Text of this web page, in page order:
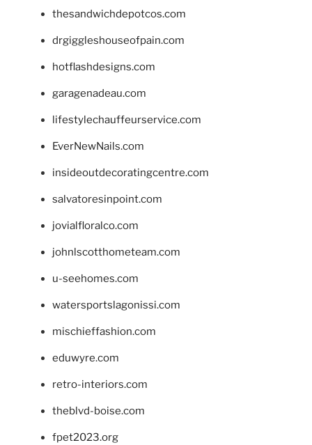
thesandwichdepotcos.com
drgiggleshouseofpain.com
hotflashdesigns.com
garagenadeau.com
lifestylechauffeurservice.com
EverNewNails.com
insideoutdecoratingcentre.com
salvatoresinpoint.com
jovialfloralco.com
johnlscotthometeam.com
u-seehomes.com
watersportslagonissi.com
mischieffashion.com
eduwyre.com
retro-interiors.com
theblvd-boise.com
fpet2023.org